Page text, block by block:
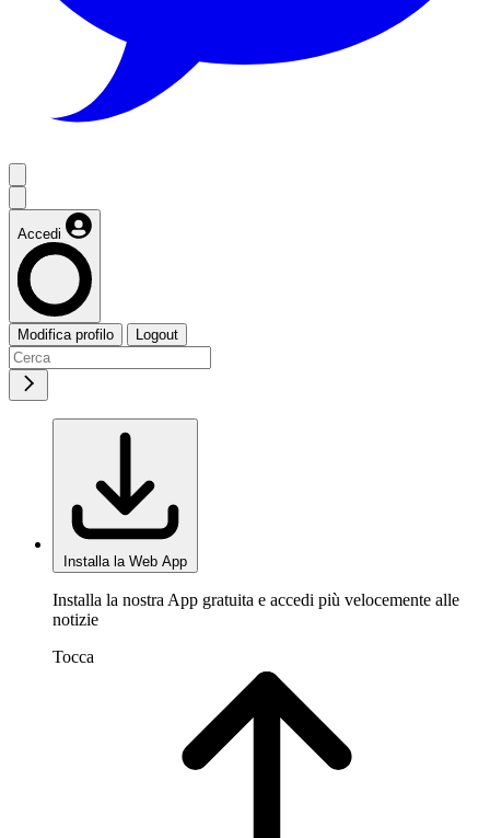
Accedi
Modifica profilo Logout
Installa la Web App
Installa la nostra App gratuita e accedi più velocemente alle
notizie
Tocca